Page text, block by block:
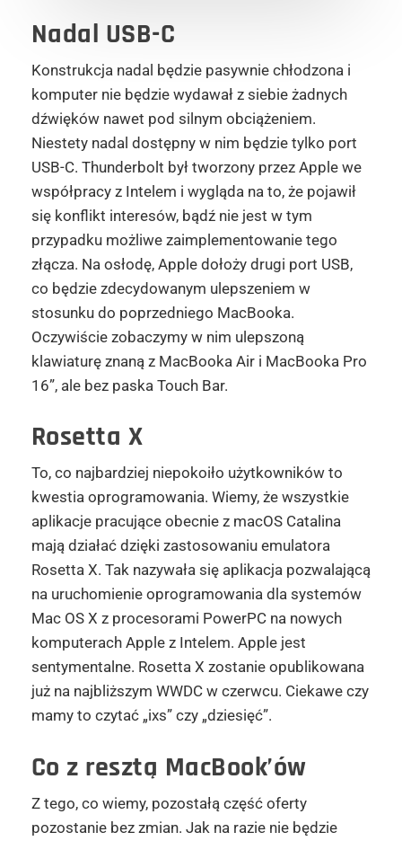
Nadal USB-C
Konstrukcja nadal będzie pasywnie chłodzona i
komputer nie będzie wydawał z siebie żadnych
dźwięków nawet pod silnym obciążeniem.
Niestety nadal dostępny w nim będzie tylko port
USB-C. Thunderbolt był tworzony przez Apple we
współpracy z Intelem i wygląda na to, że pojawił
się konflikt interesów, bądź nie jest w tym
przypadku możliwe zaimplementowanie tego
złącza. Na osłodę, Apple dołoży drugi port USB,
co będzie zdecydowanym ulepszeniem w
stosunku do poprzedniego MacBooka.
Oczywiście zobaczymy w nim ulepszoną
klawiaturę znaną z MacBooka Air i MacBooka Pro
16”, ale bez paska Touch Bar.
Rosetta X
To, co najbardziej niepokoiło użytkowników to
kwestia oprogramowania. Wiemy, że wszystkie
aplikacje pracujące obecnie z macOS Catalina
mają działać dzięki zastosowaniu emulatora
Rosetta X. Tak nazywała się aplikacja pozwalającą
na uruchomienie oprogramowania dla systemów
Mac OS X z procesorami PowerPC na nowych
komputerach Apple z Intelem. Apple jest
sentymentalne. Rosetta X zostanie opublikowana
już na najbliższym WWDC w czerwcu. Ciekawe czy
mamy to czytać „ixs” czy „dziesięć”.
Co z resztą MacBook’ów
Z tego, co wiemy, pozostałą część oferty
pozostanie bez zmian. Jak na razie nie będzie